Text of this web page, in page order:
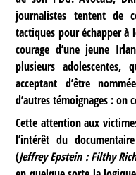
journalistes tentent de
tactiques pour échapper à
courage d’une jeune
plusieurs adolescentes,
acceptant d’être
d’autres témoignages :
Cette attention aux
l’intérêt du
(Jeffrey Epstein : Filthy